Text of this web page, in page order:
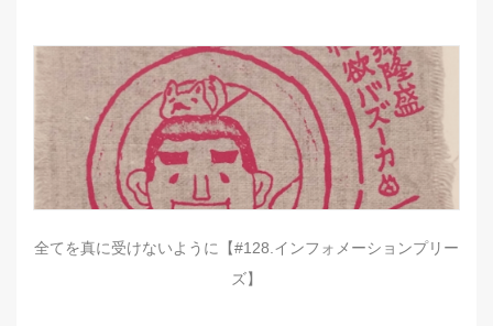
全てを真に受けないように【#128.インフォメーションプリー
ズ】